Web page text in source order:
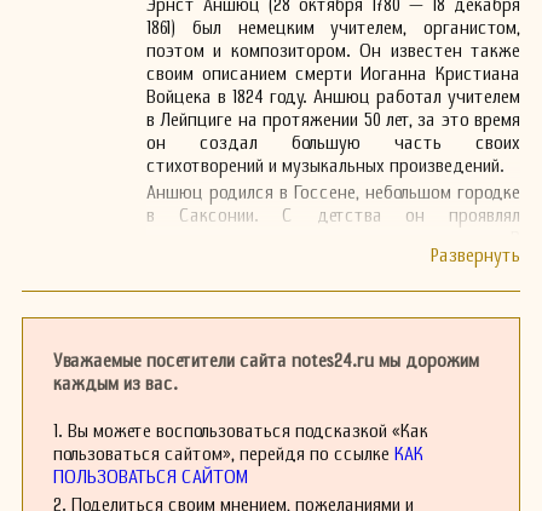
1861) был немецким учителем, органистом,
поэтом и композитором. Он известен также
своим описанием смерти Иоганна Кристиана
Войцека в 1824 году. Аншюц работал учителем
в Лейпциге на протяжении 50 лет, за это время
он создал большую часть своих
стихотворений и музыкальных произведений.
Аншюц родился в Госсене, небольшом городке
в Саксонии. С детства он проявлял
молодости он изучал музыку и стал
сопровождала его на протяжении всей жизни,
что обеспечивало ему успех в его творческой
Хотя Аншюц не стал столь известным, как
многие его современники, его вклад в
музыкальное искусство и образование был
Уважаемые посетители сайта notes24.ru мы дорожим
каждым из вас.
1. Вы можете воспользоваться подсказкой «Как
пользоваться сайтом», перейдя по ссылке КАК
ПОЛЬЗОВАТЬСЯ САЙТОМ
2. Поделиться своим мнением, пожеланиями и